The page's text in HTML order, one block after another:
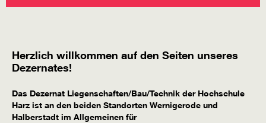
Herzlich willkommen auf den Seiten unseres
Dezernates!
Das Dezernat Liegenschaften/Bau/Technik der Hochschule
Harz ist an den beiden Standorten Wernigerode und
Halberstadt im Allgemeinen für